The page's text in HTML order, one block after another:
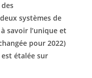
deux systèmes de
savoir l’unique et
pour 2022)
étalée sur